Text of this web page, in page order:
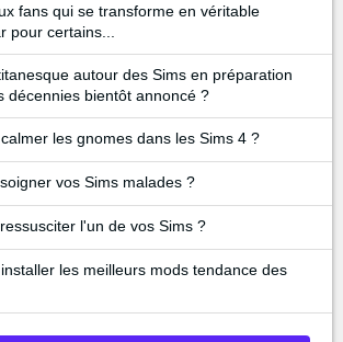
fans qui se transforme en véritable
pour certains...
autour des Sims en préparation
décennies bientôt annoncé ?
les gnomes dans les Sims 4 ?
vos Sims malades ?
l'un de vos Sims ?
les meilleurs mods tendance des